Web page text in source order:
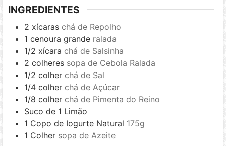
INGREDIENTES
2 xícaras chá de Repolho
1 cenoura grande ralada
1/2 xícara chá de Salsinha
2 colheres sopa de Cebola Ralada
1/2 colher chá de Sal
1/4 colher chá de Açúcar
1/8 colher chá de Pimenta do Reino
Suco de 1 Limão
1 Copo de Iogurte Natural 175g
1 Colher sopa de Azeite